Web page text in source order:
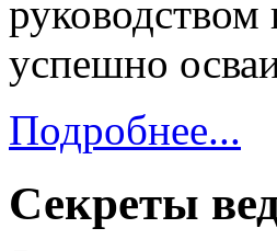
успешно
Подробнее...
Секреты